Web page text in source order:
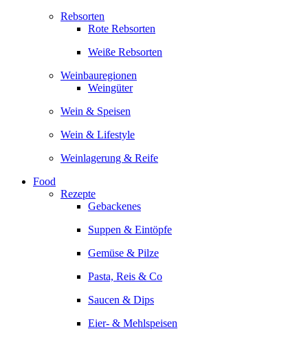
Rebsorten
Rote Rebsorten
Weiße Rebsorten
Weinbauregionen
Weingüter
Wein & Speisen
Wein & Lifestyle
Weinlagerung & Reife
Food
Rezepte
Gebackenes
Suppen & Eintöpfe
Gemüse & Pilze
Pasta, Reis & Co
Saucen & Dips
Eier- & Mehlspeisen